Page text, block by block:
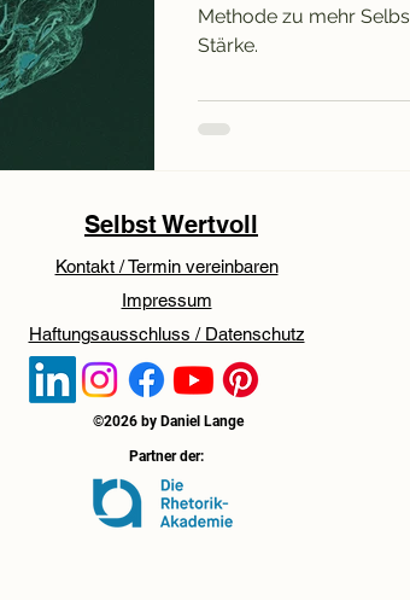
Methode zu mehr
Stärke.
Selbst Wertvoll
Kontakt / Termin vereinbaren
Impressum
Haftungsausschluss / Datenschutz
©2026 by Daniel Lange
Partner der: